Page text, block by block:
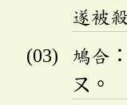
遂被
鳩合
ㄡ 。